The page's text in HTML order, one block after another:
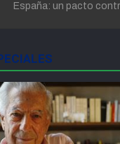
España: un pacto